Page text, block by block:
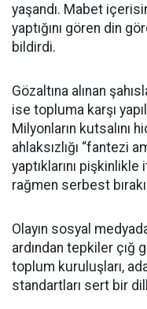
yaşandı. Mabet
yaptığını gören din
bildirdi.
Gözaltına alınan
ise topluma karşı
Milyonların kutsalını
ahlaksızlığı “fantezi
yaptıklarını
rağmen serbest
Olayın sosyal
ardından tepkiler çığ
toplum kuruluşları,
standartları sert bir